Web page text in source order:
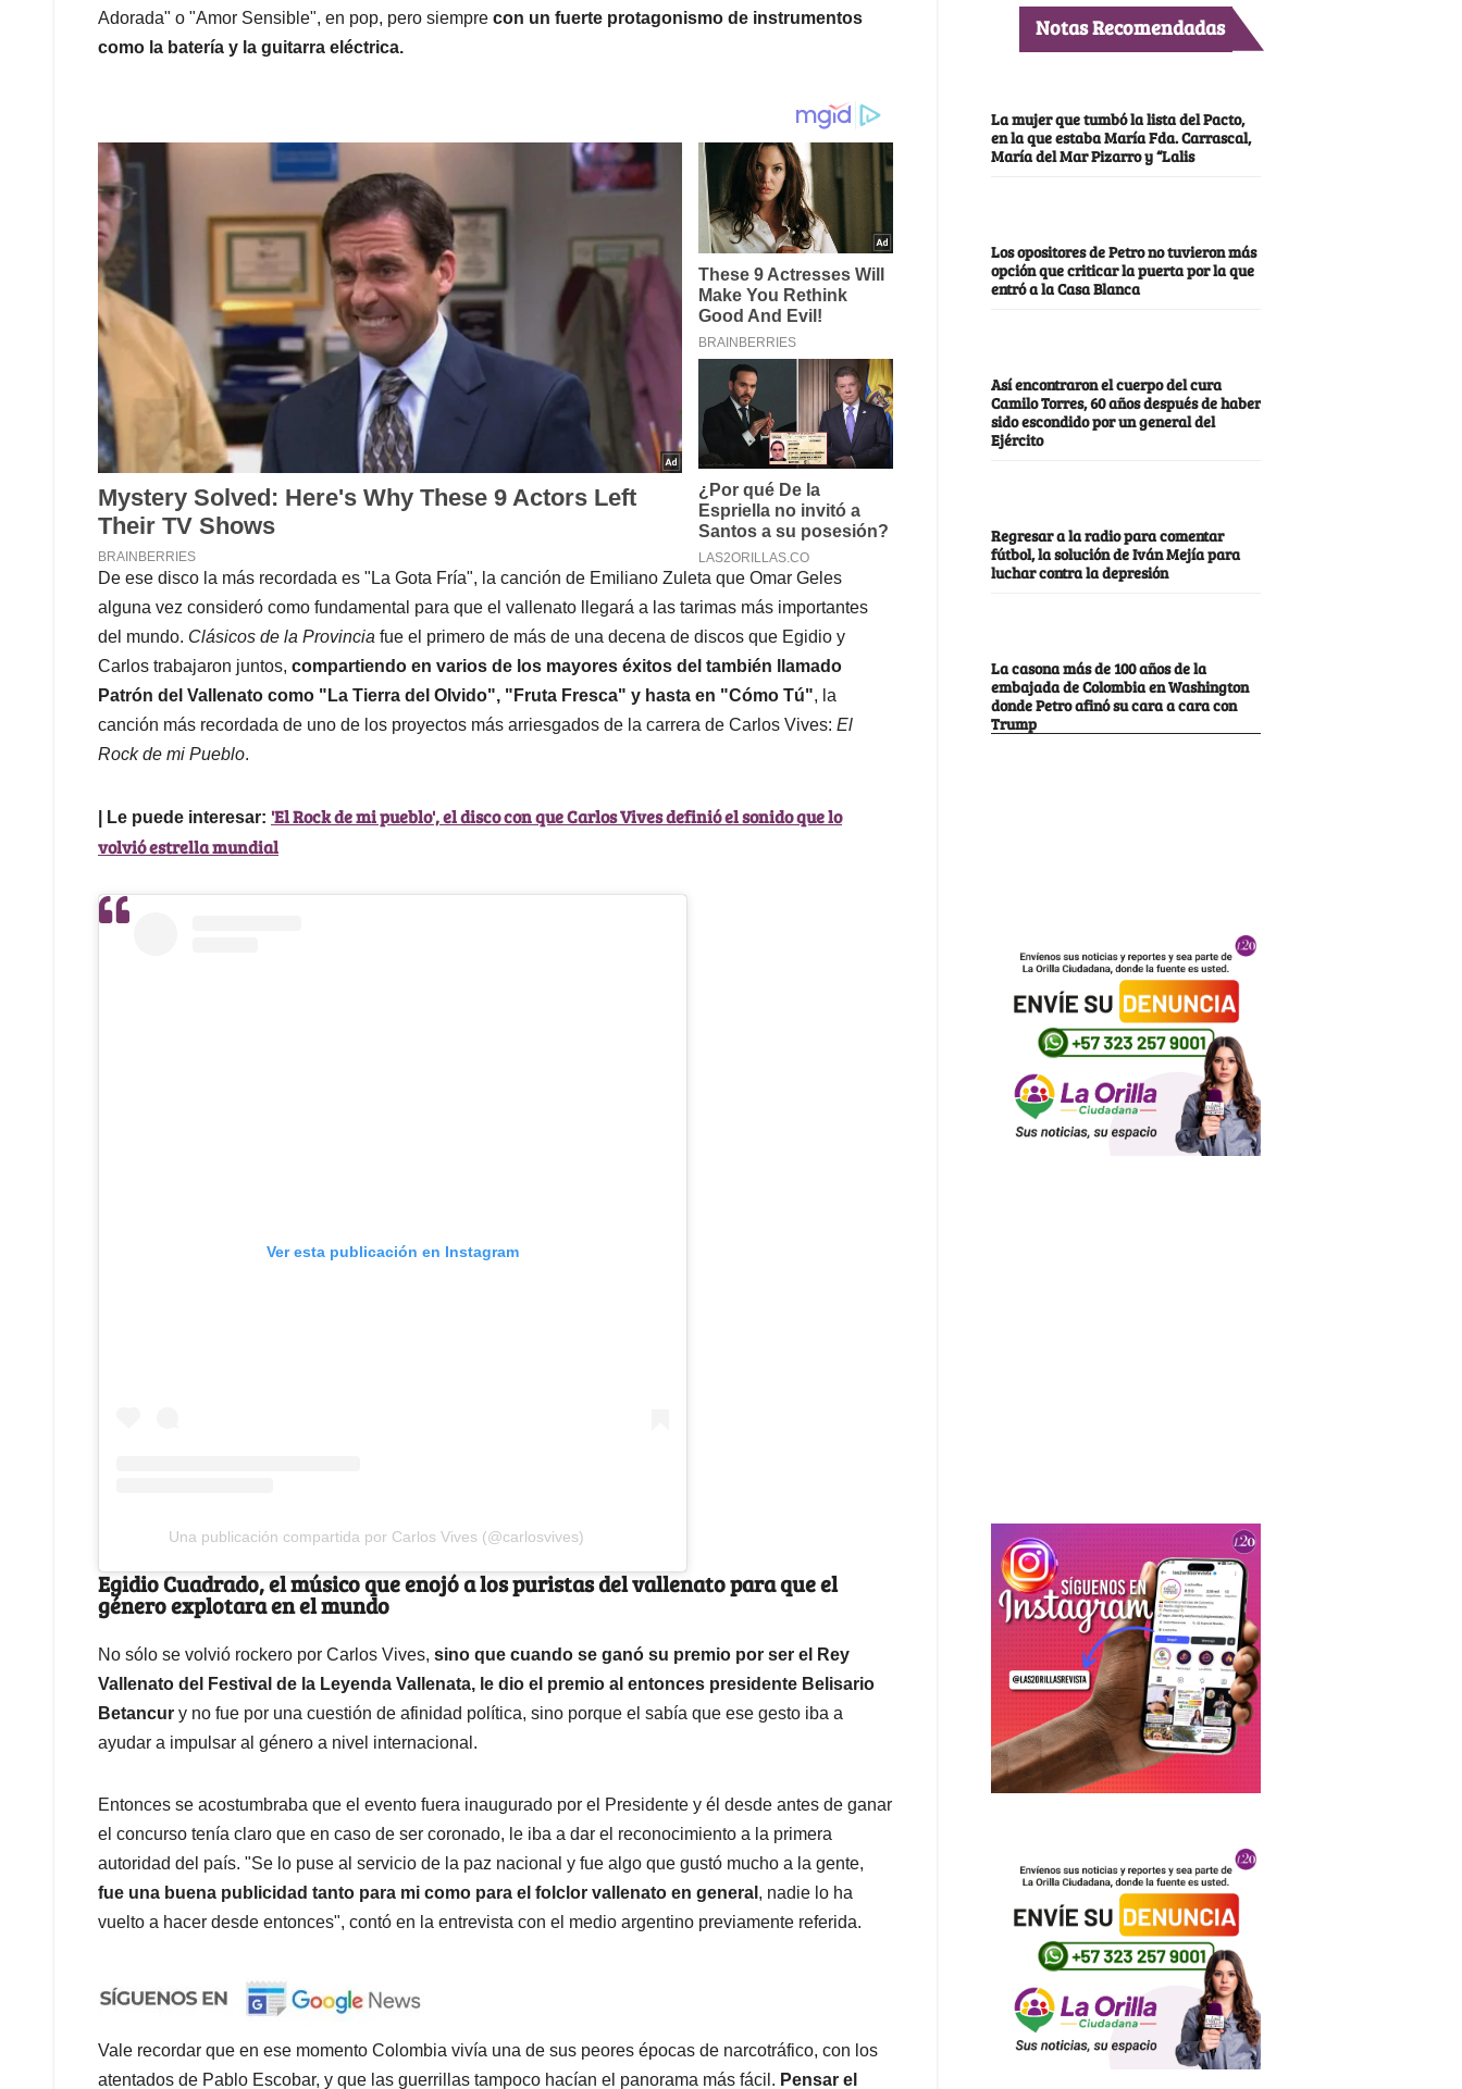
Adorada" o "Amor Sensible", en pop, pero siempre con un fuerte protagonismo de instrumentos
como la batería y la guitarra eléctrica.
De ese disco la más recordada es "La Gota Fría", la canción de Emiliano Zuleta que Omar Geles
alguna vez consideró como fundamental para que el vallenato llegará a las tarimas más importantes
del mundo. Clásicos de la Provincia fue el primero de más de una decena de discos que Egidio y
Carlos trabajaron juntos, compartiendo en varios de los mayores éxitos del también llamado
Patrón del Vallenato como "La Tierra del Olvido", "Fruta Fresca" y hasta en "Cómo Tú", la
canción más recordada de uno de los proyectos más arriesgados de la carrera de Carlos Vives: El
Rock de mi Pueblo.
| Le puede interesar: 'El Rock de mi pueblo', el disco con que Carlos Vives definió el sonido que lo
volvió estrella mundial
Ver esta publicación en Instagram
Una publicación compartida por Carlos Vives (@carlosvives)
Egidio Cuadrado, el músico que enojó a los puristas del vallenato para que el
género explotara en el mundo
No sólo se volvió rockero por Carlos Vives, sino que cuando se ganó su premio por ser el Rey
Vallenato del Festival de la Leyenda Vallenata, le dio el premio al entonces presidente Belisario
Betancur y no fue por una cuestión de afinidad política, sino porque el sabía que ese gesto iba a
ayudar a impulsar al género a nivel internacional.
Entonces se acostumbraba que el evento fuera inaugurado por el Presidente y él desde antes de ganar
el concurso tenía claro que en caso de ser coronado, le iba a dar el reconocimiento a la primera
autoridad del país. "Se lo puse al servicio de la paz nacional y fue algo que gustó mucho a la gente,
fue una buena publicidad tanto para mi como para el folclor vallenato en general , nadie lo ha
vuelto a hacer desde entonces", contó en la entrevista con el medio argentino previamente referida.
Vale recordar que en ese momento Colombia vivía una de sus peores épocas de narcotráfico, con los
atentados de Pablo Escobar, y que las guerrillas tampoco hacían el panorama más fácil. Pensar el
Notas Recomendadas
La mujer que tumbó la lista del Pacto,
en la que estaba María Fda. Carrascal,
María del Mar Pizarro y “Lalis
Los opositores de Petro no tuvieron más
opción que criticar la puerta por la que
entró a la Casa Blanca
Así encontraron el cuerpo del cura
Camilo Torres, 60 años después de haber
sido escondido por un general del
Ejército
Regresar a la radio para comentar
fútbol, la solución de Iván Mejía para
luchar contra la depresión
La casona más de 100 años de la
embajada de Colombia en Washington
donde Petro afinó su cara a cara con
Trump